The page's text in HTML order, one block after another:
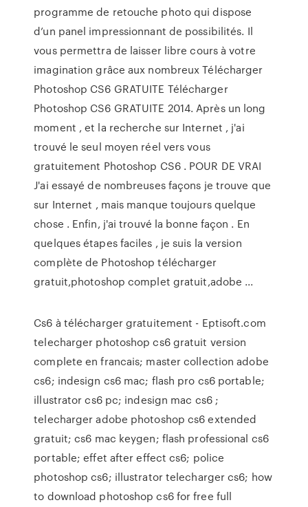
programme de retouche photo qui dispose
d’un panel impressionnant de possibilités. Il
vous permettra de laisser libre cours à votre
imagination grâce aux nombreux Télécharger
Photoshop CS6 GRATUITE Télécharger
Photoshop CS6 GRATUITE 2014. Après un long
moment , et la recherche sur Internet , j'ai
trouvé le seul moyen réel vers vous
gratuitement Photoshop CS6 . POUR DE VRAI
J'ai essayé de nombreuses façons je trouve que
sur Internet , mais manque toujours quelque
chose . Enfin, j'ai trouvé la bonne façon . En
quelques étapes faciles , je suis la version
complète de Photoshop télécharger
gratuit,photoshop complet gratuit,adobe ...
Cs6 à télécharger gratuitement - Eptisoft.com
telecharger photoshop cs6 gratuit version
complete en francais; master collection adobe
cs6; indesign cs6 mac; flash pro cs6 portable;
illustrator cs6 pc; indesign mac cs6 ;
telecharger adobe photoshop cs6 extended
gratuit; cs6 mac keygen; flash professional cs6
portable; effet after effect cs6; police
photoshop cs6; illustrator telecharger cs6; how
to download photoshop cs6 for free full